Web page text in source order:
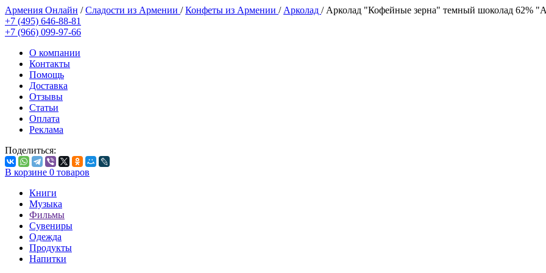
Армения Онлайн /Сладости из Армении /Конфеты из Армении / Арколад / Арколад "Кофейные зерна" темный шоколад 62%
+7 (495) 646-88-81
+7 (966) 099-97-66
О компании
Контакты
Помощь
Доставка
Отзывы
Статьи
Оплата
Реклама
Поделиться:
В корзине 0 товаров
Книги
Музыка
Фильмы
Сувениры
Одежда
Продукты
Напитки